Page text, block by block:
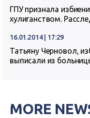
ГПУ признала
хулиганством.
16.01.2014 | 17:29
Татьяну Черновол,
выписали из
MORE